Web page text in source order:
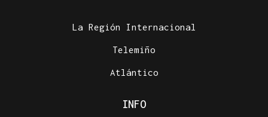
La Región Internacional
Telemiño
Atlántico
INFO